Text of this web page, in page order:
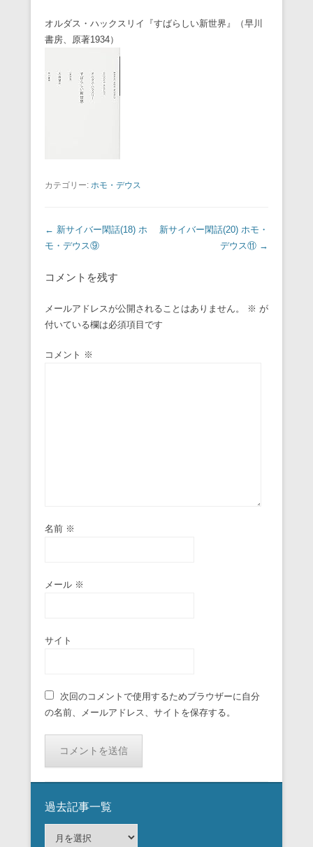
オルダス・ハックスリイ『すばらしい新世界』（早川
書房、原著1934）
カテゴリー: ホモ・デウス
投稿ナビゲーション
← 新サイバー閑話(18) ホ
モ・デウス⑨
新サイバー閑話(20) ホモ・
デウス⑪ →
コメントを残す
メールアドレスが公開されることはありません。 ※ が
付いている欄は必須項目です
コメント ※
名前 ※
メール ※
サイト
次回のコメントで使用するためブラウザーに自分
の名前、メールアドレス、サイトを保存する。
過去記事一覧